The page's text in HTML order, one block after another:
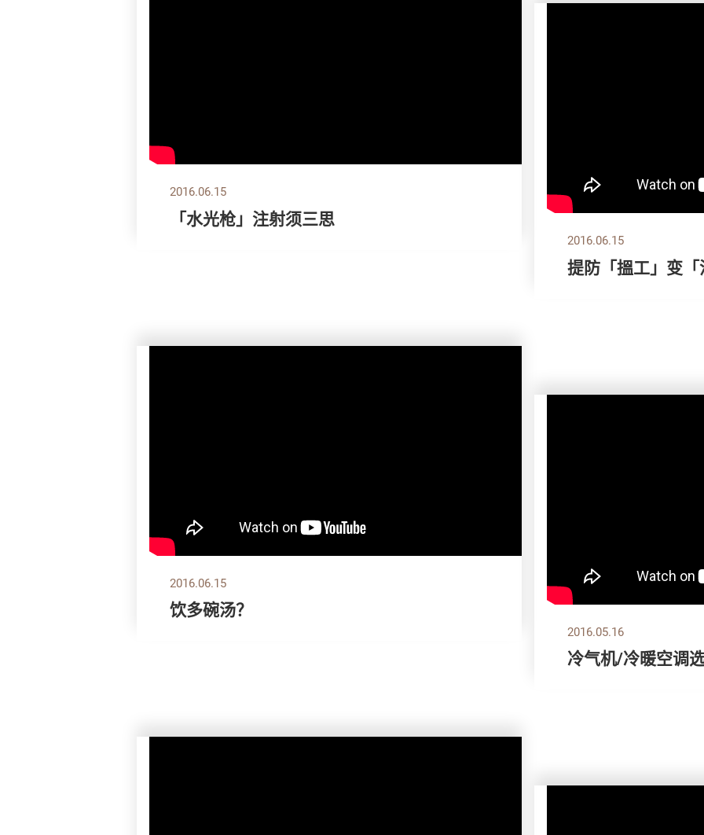
2016.06.15
「水光枪」注射须三思
2016.06.15
提防「搵工」变
2016.06.15
饮多碗汤？
2016.05.16
冷气机/冷暖空调